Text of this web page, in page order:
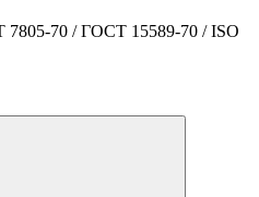
70 / ГОСТ 15589-70 / ISO